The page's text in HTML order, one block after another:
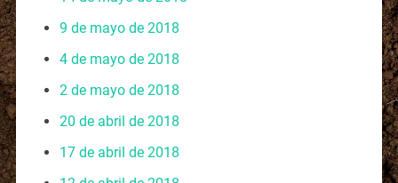
9 de mayo de 2018
4 de mayo de 2018
2 de mayo de 2018
20 de abril de 2018
17 de abril de 2018